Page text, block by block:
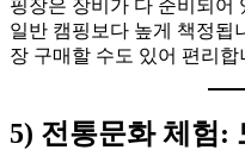
핑장은 장비가 다 준비되어
일반 캠핑보다 높게 책정됩
장 구매할 수도 있어 편리합
5) 전통문화 체험: